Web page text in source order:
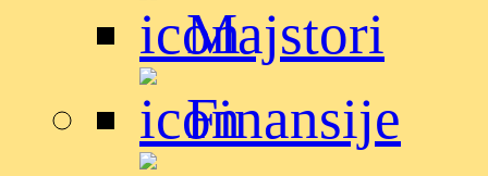
Majstori
Finansije